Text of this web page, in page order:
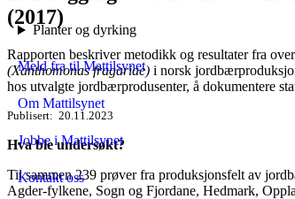
Planter og dyrking
Meld fra til Mattilsynet
Om Mattilsynet
Jobbe i Mattilsynet
Kontakt oss
(2017)
Rapporten beskriver metodikk og resultater fra
(Xanthomonas fragariae) i norsk
hos utvalgte jordbærprodusenter, å dokumentere
Publisert 20.11.2023
Hva ble undersøkt?
Til sammen 239 prøver fra produksjonsfelt av
Agder-fylkene, Sogn og Fjordane, Hedmark,